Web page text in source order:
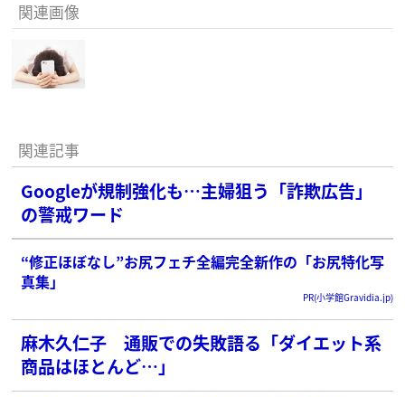
関連画像
関連記事
Googleが規制強化も…主婦狙う「詐欺広告」
の警戒ワード
“修正ほぼなし”お尻フェチ全編完全新作の「お尻特化写
真集」
PR(小学館Gravidia.jp)
麻木久仁子 通販での失敗語る「ダイエット系
商品はほとんど…」